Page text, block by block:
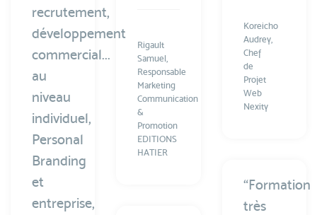
Rigault
Samuel,
Responsable
Marketing
Communication
&
Promotion
EDITIONS
HATIER
Koreicho
Audrey,
Chef
de
Projet
Web
Nexity
recrutement,
développement
commercial...
au
niveau
individuel,
Personal
Branding
et
entreprise,
“Formation
très